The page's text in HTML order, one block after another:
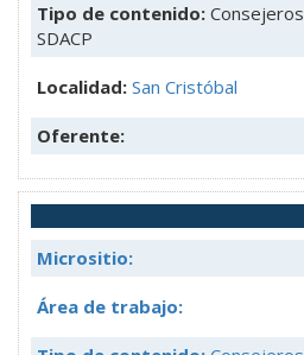
Tipo de contenido: Consejeros
SDACP
Localidad: San Cristóbal
Oferente:
Micrositio:
Área de trabajo: